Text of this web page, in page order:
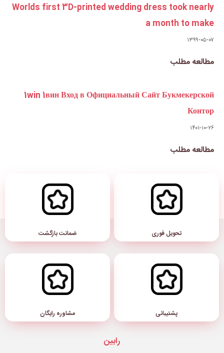
Worlds first 3D-printed
1win 1вин Вход в
ضمانت بازگشت
مشاوره رایگان